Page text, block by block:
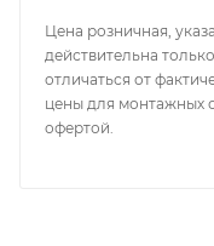
Цена розничная,
действительна
отличаться от
цены для монтажных
офертой.